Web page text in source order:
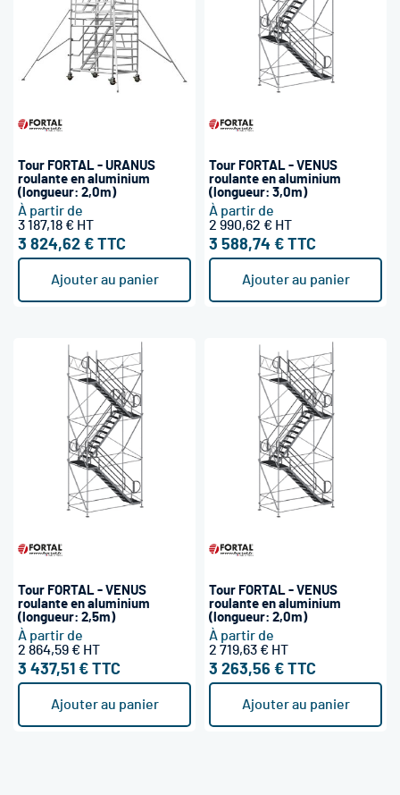
Tour FORTAL - URANUS
roulante en aluminium
(longueur: 2,0m)
À partir de
3 824,62 €
3 187,18 €
Ajouter au panier
Tour FORTAL - VENUS
roulante en aluminium
(longueur: 3,0m)
À partir de
3 588,74 €
2 990,62 €
Ajouter au panier
Tour FORTAL - VENUS
roulante en aluminium
(longueur: 2,5m)
À partir de
3 437,51 €
2 864,59 €
Ajouter au panier
Tour FORTAL - VENUS
roulante en aluminium
(longueur: 2,0m)
À partir de
3 263,56 €
2 719,63 €
Ajouter au panier